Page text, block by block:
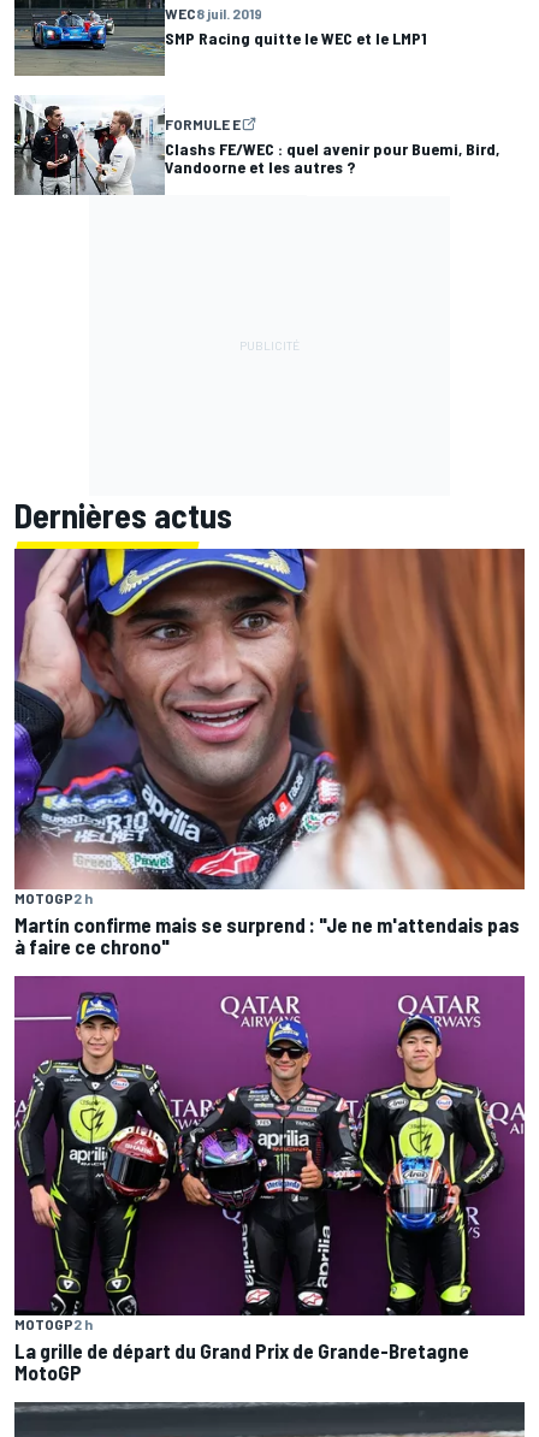
WEC8 juil. 2019
SMP Racing quitte le WEC et le LMP1
FORMULE E
Clashs FE/WEC : quel avenir pour Buemi, Bird,
Vandoorne et les autres ?
Dernières actus
MOTOGP2 h
Martín confirme mais se surprend : "Je ne m'attendais pas
à faire ce chrono"
MOTOGP2 h
La grille de départ du Grand Prix de Grande-Bretagne
MotoGP